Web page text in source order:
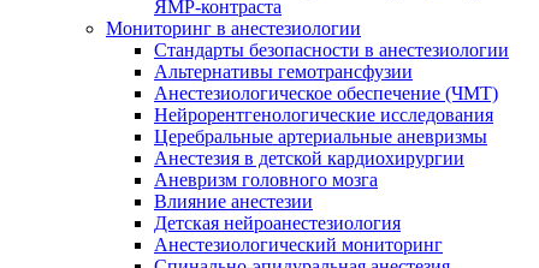
ЯМР-контраста
Мониторинг в анестезиологии
Стандарты безопасности в анестезиологии
Альтернативы гемотрансфузии
Анестезиологическое обеспечение (ЧМТ)
Нейрорентгенологические исследования
Церебральные артериальные аневризмы
Анестезия в детской кардиохирургии
Аневризм головного мозга
Влияние анестезии
Детская нейроанестезиология
Анестезиологический мониторинг